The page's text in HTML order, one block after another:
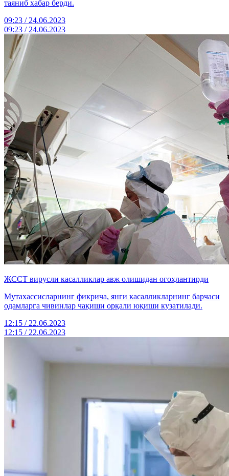
таяниб хабар берди.
09:23 / 24.06.2023
09:23 / 24.06.2023
ЖССТ вирусли касалликлар авж олишидан огоҳлантирди
Мутахассисларнинг фикрича, янги касалликларнинг барчаси
одамларга чивинлар чақиши орқали юқиши кузатилади.
12:15 / 22.06.2023
12:15 / 22.06.2023